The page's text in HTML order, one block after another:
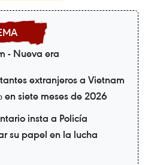
- Nueva era
extranjeros a Vietnam
en siete meses de 2026
insta a Policía
su papel en la lucha